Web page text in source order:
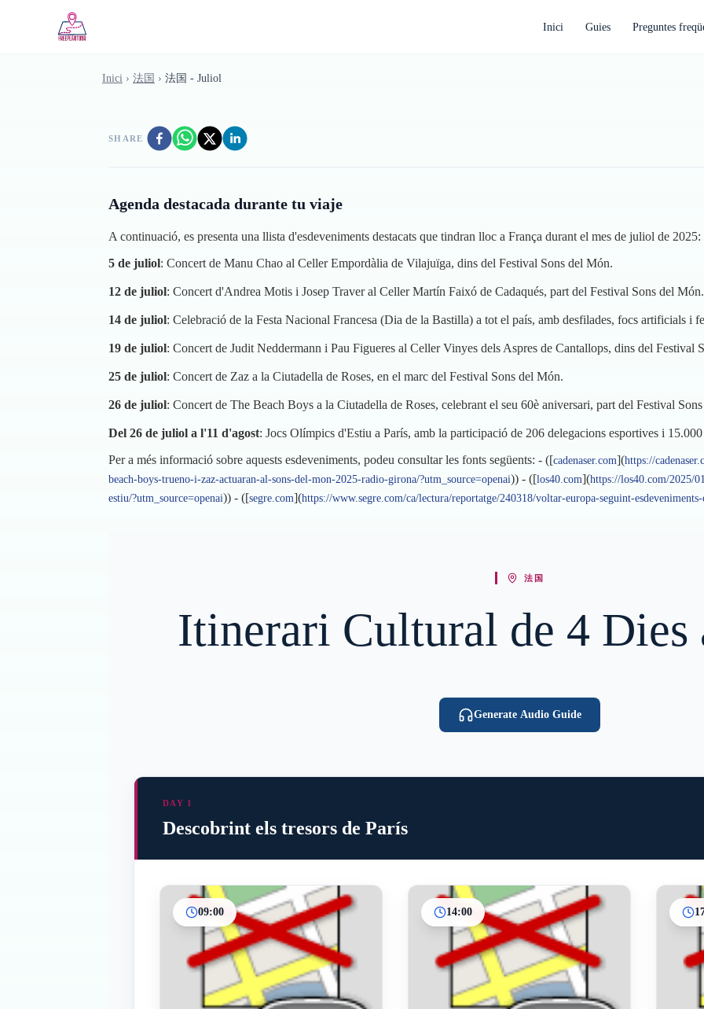
Inici Guies Preguntes
Inici › 法国 › 法国 - Juliol
SHARE
Agenda destacada durante tu viaje
A continuació, es presenta una llista d'esdeveniments destacats que tindran lloc a França durant el mes de juliol de 2025:
5 de juliol: Concert de Manu Chao al Celler Empordàlia de Vilajuïga, dins del Festival Sons del Món.
12 de juliol: Concert d'Andrea Motis i Josep Traver al Celler Martín Faixó de Cadaqués, part del Festival Sons del Món.
14 de juliol: Celebració de la Festa Nacional Francesa (Dia de la Bastilla) a tot el país, amb desfilades, focs artificials i
19 de juliol: Concert de Judit Neddermann i Pau Figueres al Celler Vinyes dels Aspres de Cantallops, dins del Festival
25 de juliol: Concert de Zaz a la Ciutadella de Roses, en el marc del Festival Sons del Món.
26 de juliol: Concert de The Beach Boys a la Ciutadella de Roses, celebrant el seu 60è aniversari, part del Festival
Del 26 de juliol a l'11 d'agost: Jocs Olímpics d'Estiu a París, amb la participació de 206 delegacions esportives i
Per a més informació sobre aquests esdeveniments, podeu consultar les fonts següents: - ([cadenaser.com](https://
beach-boys-trueno-i-zaz-actuaran-al-sons-del-mon-2025-radio-girona/?utm_source=openai)) - ([los40.com](https://los40.com/2025/
estiu/?utm_source=openai)) - ([segre.com](https://www.segre.com/ca/lectura/reportatge/240318/voltar-europa-seguint-
法国
Itinerari Cultural de 4 Dies
Generate Audio Guide
DAY 1
Descobrint els tresors de París
09:00 14:00